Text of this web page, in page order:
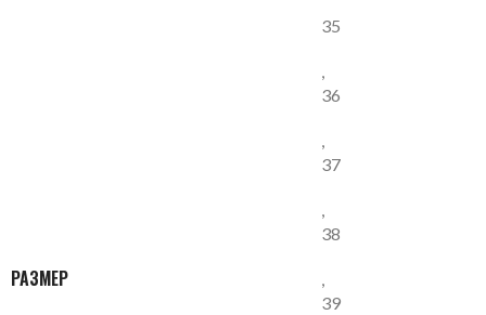
РАЗМЕР
35
,
36
,
37
,
38
,
39